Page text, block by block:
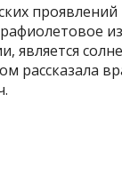
является
рассказала